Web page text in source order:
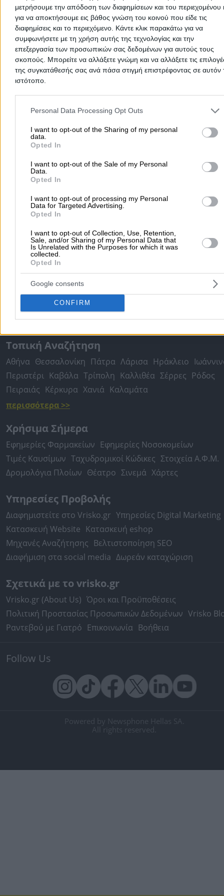
μετρήσουμε την απόδοση των διαφημίσεων και του περιεχομένου
για να αποκτήσουμε εις βάθος γνώση του κοινού που είδε τις
διαφημίσεις και το περιεχόμενο. Κάντε κλικ παρακάτω για να
συμφωνήσετε με τη χρήση αυτής της τεχνολογίας και την
επεξεργασία των προσωπικών σας δεδομένων για αυτούς τους
σκοπούς. Μπορείτε να αλλάξετε γνώμη και να αλλάξετε τις
της συγκατάθεσής σας ανά πάσα στιγμή επιστρέφοντας σε αυτόν
ιστότοπο.
Please note that this website/app uses one or more Google
and may gather and store information including but not limited to
to Google and its third-party tags to use your data for below
purposes in below Google consent section.
Personal Data Processing Opt Outs
I want to opt-out of the Sharing of my personal
data.
Opted In
I want to opt-out of the Sale of my Personal
Data.
Opted In
I want to opt-out of processing my Personal
Data for Targeted Advertising.
Opted In
I want to opt-out of Collection, Use, Retention,
Sale, and/or Sharing of my Personal Data that
Is Unrelated with the Purposes for which it was
collected.
Opted In
Google consents
CONFIRM
αξιολόγηση. Γίνετε ο πρώτος που θα μοιραστεί την
του και βοηθήστε άλλους χρήστες να κάνουν τη σωστή
επιλογή!
Προσθήκη αξιολόγησης
> Νομός ΑΤΤΙΚΗΣ > Νέα Ιωνία >
Εξοπλισμός
Ανελκυστήρες > ΑΝΕΛΚΥΣΤΗΡΕΣ ΑΙΚ ΣΤ ΤΖΑΓΚΑΡΑΚΗ ΚΑΙ ΣΙΑ ΟΕ
Δημοφιλείς Αναζητήσεις
Μετακομίσεις & Μεταφορές
Ψυχολόγοι
Συνεργεία Αυτοκινήτων
Υδραυλικοί - Υδραυλικές Εγκαταστάσεις
περισσότερα >>
Τοπική Αναζήτηση
Αθήνα Θεσσαλονίκη Πάτρα Λάρισα Ηράκλειο
Περιστέρι Καβάλα Τρίπολη Καλλιθέα Σέρρες Ρόδος
Πειραιάς Κέρκυρα Χανιά Καλαμάτα
περισσότερα >>
Χρήσιμα Σήμερα
Εφημερίες Φαρμακείων Εφημερίες Νοσοκομείων
Τιμές Καυσίμων Ταχυδρομικοί Κώδικες Στοιχεία Α.Φ.Μ.
Δρομολόγια Πλοίων Θέατρο Σινεμά Χάρτες
Υπηρεσίες Προβολής
Διαφημιστείτε στο Vrisko.gr Υπηρεσίες Digital Marketing
Κατασκευή Website Κατασκευή eshop
Μηχανές Αναζήτησης Βελτιστοποίηση SEO
Διαφήμιση στα social media Δωρεάν καταχώριση
Σχετικά με το vrisko.gr
Vrisko.gr (About Us) Όροι και Προϋποθέσεις
Πολιτική Προστασίας Προσωπικών Δεδομένων Vrisko
Ραντεβού με Γιατρό Επικοινωνία Βοήθεια
Follow Us
Powered by Newsphone Hellas SA.
All rights reserved.